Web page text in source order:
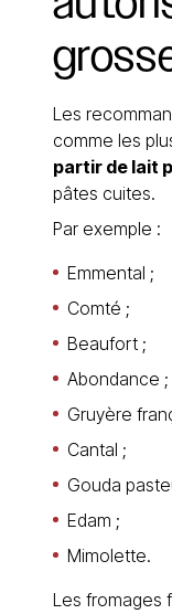
Les
comme les
partir de lait
pâtes cuites.
Par exemple :
Emmental ;
Comté ;
Beaufort ;
Abondance ;
Gruyère
Cantal ;
Gouda
Edam ;
Mimolette.
Les fromages